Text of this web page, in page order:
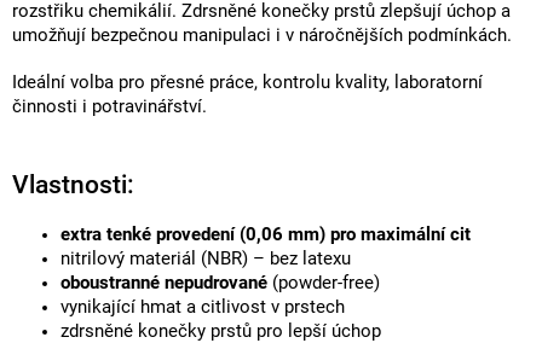
rozstřiku chemikálií. Zdrsněné konečky prstů zlepšují úchop a
umožňují bezpečnou manipulaci i v náročnějších podmínkách.
Ideální volba pro přesné práce, kontrolu kvality, laboratorní
činnosti i potravinářství.
Vlastnosti:
extra tenké provedení (0,06 mm) pro maximální cit
nitrilový materiál (NBR) – bez latexu
oboustranné nepudrované (powder-free)
vynikající hmat a citlivost v prstech
zdrsněné konečky prstů pro lepší úchop